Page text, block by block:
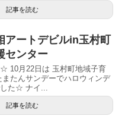
記事を読む
ートデビルin玉村町
センター
10月22日は 玉村町地域子育
たんサンデーでハロウィンデ
した☆ ナイ...
記事を読む